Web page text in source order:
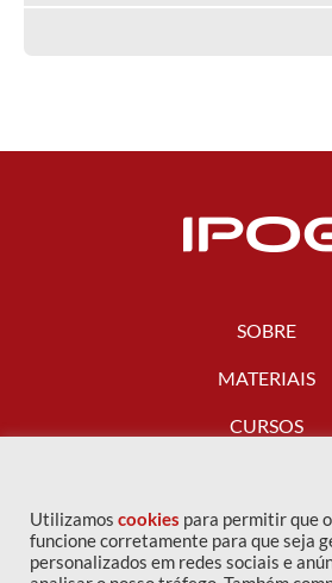
SOBRE
MATERIAIS
CURSOS
FALE
Utilizamos cookies para permitir que
funcione corretamente para que seja
personalizados em redes sociais e